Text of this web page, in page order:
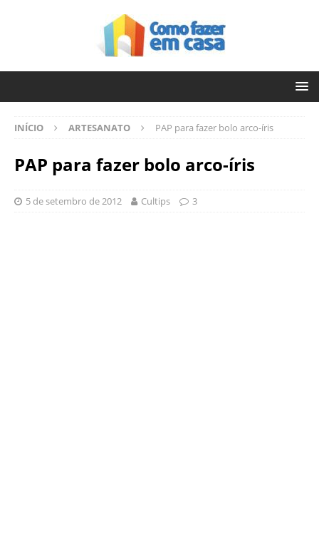
INÍCIO ARTESANATO PAP para fazer bolo arco-íris
PAP para fazer bolo arco-íris
5 de setembro de 2012 Cultips 3